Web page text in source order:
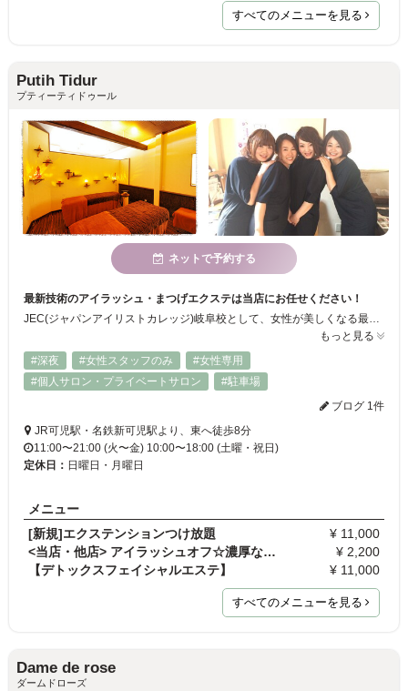
すべてのメニューを見る
Putih Tidur
プティーティドゥール
ネットで予約する
最新技術のアイラッシュ・まつげエクステは当店にお任せください！
JEC(ジャパンアイリストカレッジ)岐阜校として、女性が美しくなる最先端の「技術と知識」を発信しています。日本のまつげエクステンションの素晴らしさを一人でも多くの方に知っていただけたら幸いです。
もっと見る
#深夜
#女性スタッフのみ
#女性専用
#個人サロン・プライベートサロン
#駐車場
ブログ 1件
JR可児駅・名鉄新可児駅より、東へ徒歩8分
11:00〜21:00 (火〜金) 10:00〜18:00 (土曜・祝日)
定休日： 日曜日・月曜日
メニュー
[新規]エクステンションつけ放題
¥ 11,000
<当店・他店> アイラッシュオフ☆濃厚な3種類の…
¥ 2,200
【デトックスフェイシャルエステ】
¥ 11,000
すべてのメニューを見る
Dame de rose
ダームドローズ